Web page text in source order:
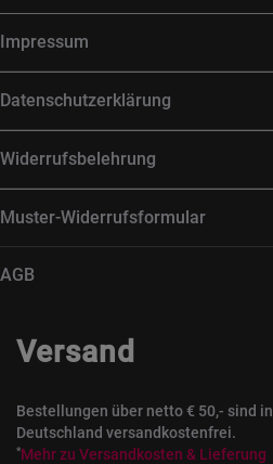
Impressum
Datenschutzerklärung
Widerrufsbelehrung
Muster-Widerrufsformular
AGB
Versand
Bestellungen über netto € 50,- sind in
Deutschland versandkostenfrei.
*Mehr zu Versandkosten & Lieferung